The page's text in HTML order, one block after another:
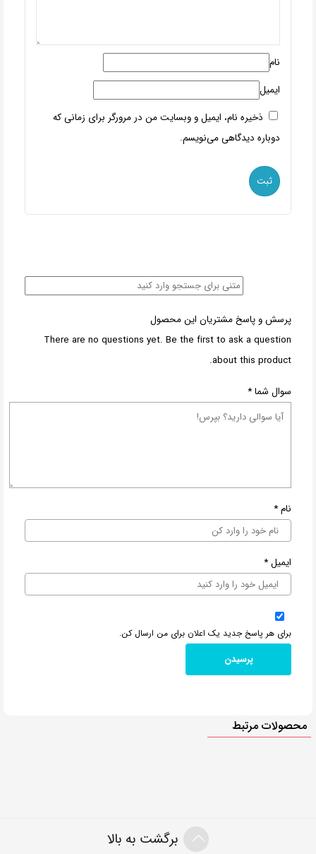
نام
ایمیل
ذخیره نام، ایمیل و وبسایت من در مرورگر برای زمانی که
دوباره دیدگاهی می‌نویسم.
پرسش و پاسخ مشتریان این محصول
There are no questions yet. Be the first to ask a question
about this product.
سوال شما*
نام*
ایمیل*
برای هر پاسخ جدید یک اعلان برای من ارسال کن.
محصولات مرتبط
برگشت به بالا